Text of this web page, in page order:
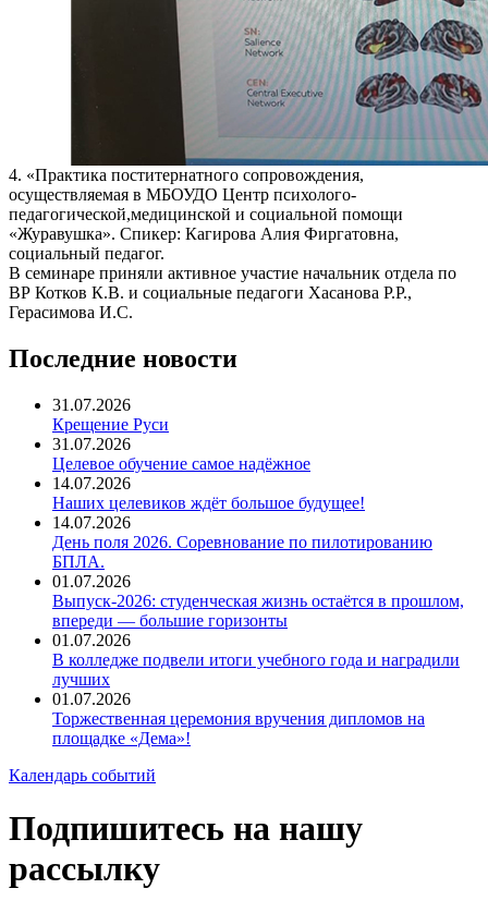
4. «Практика поститернатного сопровождения,
осуществляемая в МБОУДО Центр психолого-
педагогической,медицинской и социальной помощи
«Журавушка». Спикер: Кагирова Алия Фиргатовна,
социальный педагог.
В семинаре приняли активное участие начальник отдела по
ВР Котков К.В. и социальные педагоги Хасанова Р.Р.,
Герасимова И.С.
Последние новости
31.07.2026
Крещение Руси
31.07.2026
Целевое обучение самое надёжное
14.07.2026
Наших целевиков ждёт большое будущее!
14.07.2026
День поля 2026. Соревнование по пилотированию
БПЛА.
01.07.2026
Выпуск-2026: студенческая жизнь остаётся в прошлом,
впереди — большие горизонты
01.07.2026
В колледже подвели итоги учебного года и наградили
лучших
01.07.2026
Торжественная церемония вручения дипломов на
площадке «Дема»!
Календарь событий
Подпишитесь на нашу
рассылку